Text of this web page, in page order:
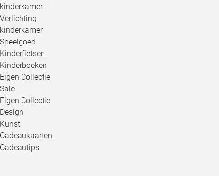
kinderkamer
Verlichting
kinderkamer
Speelgoed
Kinderfietsen
Kinderboeken
Eigen Collectie
Sale
Eigen Collectie
Design
Kunst
Cadeaukaarten
Cadeautips